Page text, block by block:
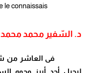
le connaissais
د. السّفير محمد محمد
فى العاشر من شهر